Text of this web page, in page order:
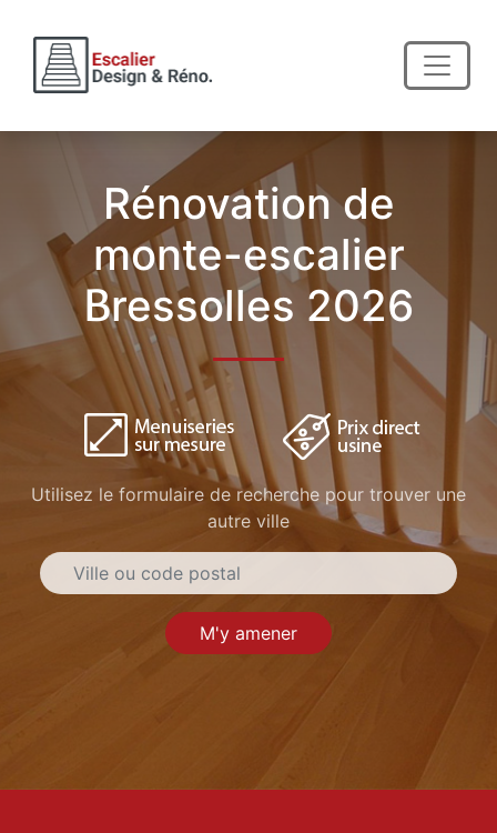
Rénovation de
monte-escalier
Bressolles 2026
Utilisez le formulaire de recherche pour trouver une
autre ville
M'y amener